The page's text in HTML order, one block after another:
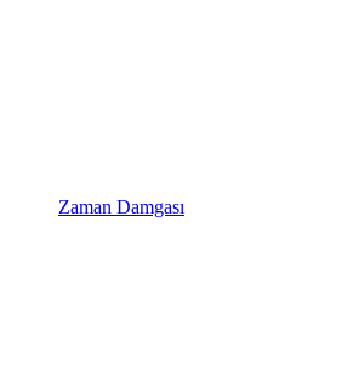
Zaman Damgası